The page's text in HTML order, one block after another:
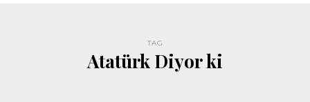
TAG
Atatürk Diyor ki